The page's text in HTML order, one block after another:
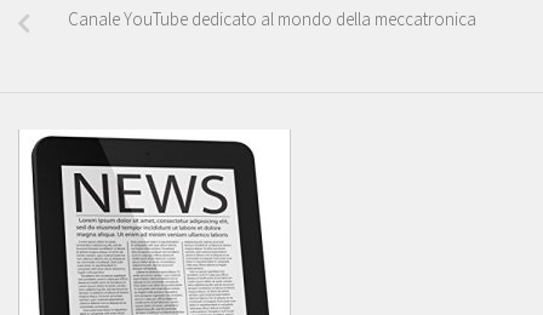
Canale YouTube dedicato al mondo della meccatronica